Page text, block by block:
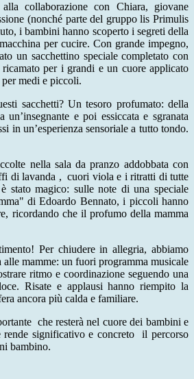
collaborazione con Chiara, giovane
(nonché parte del gruppo lis Primulis
i bambini hanno scoperto i segreti della
per cucire. ​Con grande impegno,
un sacchettino speciale completato con
per i grandi e un cuore applicato
per medi e piccoli.
sacchetti? Un tesoro profumato: della
un’insegnante e poi essiccata e sgranata
in un’esperienza sensoriale a tutto tondo.
nella sala da pranzo addobbata con
di lavanda , cuori viola e i ritratti di tutte
stato magico: sulle note di una speciale
di Edoardo Bennato, i piccoli hanno
ricordando che il profumo della mamma
Per chiudere in allegria, abbiamo
mamme: un fuori programma musicale
ritmo e coordinazione seguendo una
Risate e applausi hanno riempito la
ancora più calda e familiare.
che resterà nel cuore dei bambini e
significativo e concreto
il percorso
bambino.